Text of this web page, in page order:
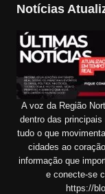
Notícias
A voz da Região
dentro das
tudo o que
cidades ao
informação que
e conecte-se
https://